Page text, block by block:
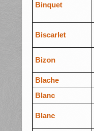
Binquet
Biscarlet
Bizon
Blache
Blanc
Blanc